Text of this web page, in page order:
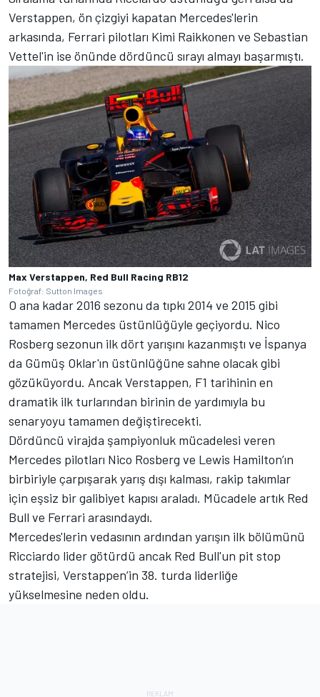
Verstappen, ön çizgiyi kapatan Mercedes'lerin
arkasında, Ferrari pilotları Kimi Raikkonen ve Sebastian
Vettel'in ise önünde dördüncü sırayı almayı başarmıştı.
Max Verstappen, Red Bull Racing RB12
Fotoğraf: Sutton Images
O ana kadar 2016 sezonu da tıpkı 2014 ve 2015 gibi
tamamen Mercedes üstünlüğüyle geçiyordu. Nico
Rosberg sezonun ilk dört yarışını kazanmıştı ve İspanya
da Gümüş Oklar'ın üstünlüğüne sahne olacak gibi
gözüküyordu. Ancak Verstappen, F1 tarihinin en
dramatik ilk turlarından birinin de yardımıyla bu
senaryoyu tamamen değiştirecekti.
Dördüncü virajda şampiyonluk mücadelesi veren
Mercedes pilotları Nico Rosberg ve Lewis Hamilton’ın
birbiriyle çarpışarak yarış dışı kalması, rakip takımlar
için eşsiz bir galibiyet kapısı araladı. Mücadele artık Red
Bull ve Ferrari arasındaydı.
Mercedes'lerin vedasının ardından yarışın ilk bölümünü
Ricciardo lider götürdü ancak Red Bull'un pit stop
stratejisi, Verstappen’in 38. turda liderliğe
yükselmesine neden oldu.